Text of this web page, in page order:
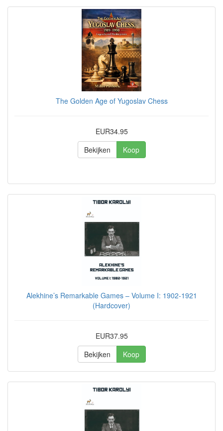
The Golden Age of Yugoslav Chess
EUR34.95
Bekijken
Koop
Alekhine’s Remarkable Games – Volume I: 1902-1921
(Hardcover)
EUR37.95
Bekijken
Koop